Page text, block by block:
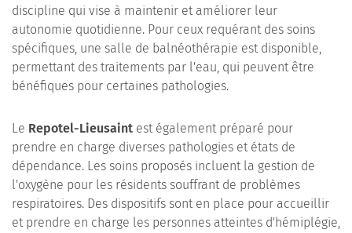
discipline qui vise à maintenir et améliorer leur
autonomie quotidienne. Pour ceux requérant des soins
spécifiques, une salle de balnéothérapie est disponible,
permettant des traitements par l'eau, qui peuvent être
bénéfiques pour certaines pathologies.
Le Repotel-Lieusaint est également préparé pour
prendre en charge diverses pathologies et états de
dépendance. Les soins proposés incluent la gestion de
l'oxygène pour les résidents souffrant de problèmes
respiratoires. Des dispositifs sont en place pour accueillir
et prendre en charge les personnes atteintes d'hémiplégie,